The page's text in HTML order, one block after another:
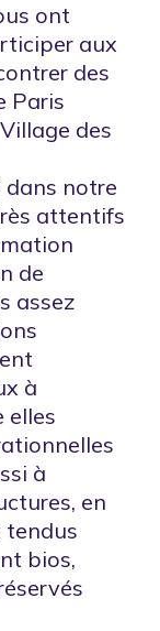
ont
aux
des
Paris
des
dans notre
attentifs
de
assez
à
elles
à
en
bios,